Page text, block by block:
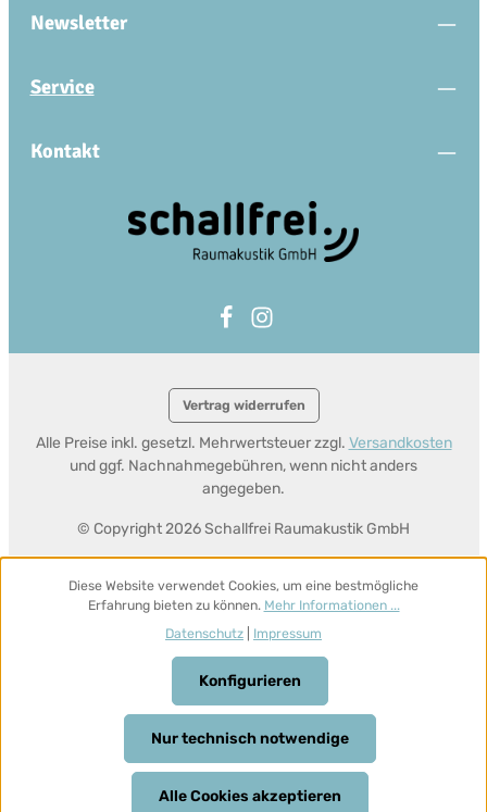
Newsletter
Service
Kontakt
Vertrag widerrufen
© Copyright 2026 Schallfrei Raumakustik GmbH
Alle Preise inkl. gesetzl. Mehrwertsteuer zzgl. Versandkosten
und ggf. Nachnahmegebühren, wenn nicht anders
angegeben.
Diese Website verwendet Cookies, um eine bestmögliche
Erfahrung bieten zu können. Mehr Informationen ...
Datenschutz
Impressum
Nur technisch notwendige
Konfigurieren
Alle Cookies akzeptieren